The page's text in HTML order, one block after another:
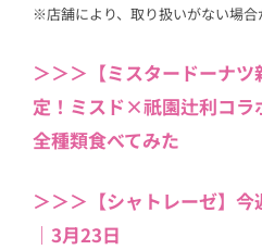
※店舗により、取り扱いがない場合
＞＞＞【ミスタードーナ
定！ミスド×祇園辻利コラ
全種類食べてみた
＞＞＞【シャトレーゼ】
｜3月23日